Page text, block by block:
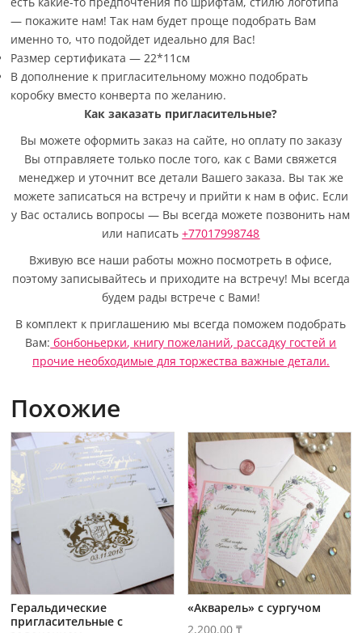
— покажите нам! Так нам будет проще подобрать Вам
именно то, что подойдет идеально для Вас!
Размер сертификата — 22*11см
В дополнение к пригласительному можно подобрать
коробку вместо конверта по желанию.
Как заказать пригласительные?
Вы можете оформить заказ на сайте, но оплату по заказу
Вы отправляете только после того, как с Вами свяжется
менеджер и уточнит все детали Вашего заказа. Вы так же
можете записаться на встречу и прийти к нам в офис. Если
у Вас остались вопросы — Вы всегда можете позвонить нам
или написать+77017998748
Вживую все наши работы можно посмотреть в офисе,
поэтому записывайтесь и приходите на встречу! Мы всегда
будем рады встрече с Вами!
В комплект к приглашению мы всегда поможем подобрать
Вам: бонбоньерки, книгу пожеланий, рассадку гостей и
прочие необходимые для торжества важные детали.
Похожие
Геральдические
пригласительные с
«Акварель» с сургучом
2,200.00₸